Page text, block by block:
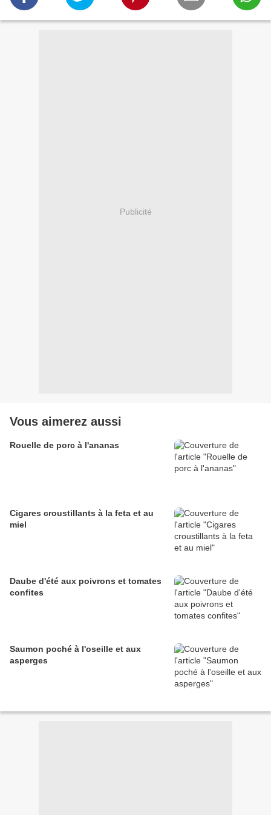
Publicité
Vous aimerez aussi
Rouelle de porc à l'ananas
Cigares croustillants à la feta et au
miel
Daube d'été aux poivrons et tomates
confites
Saumon poché à l'oseille et aux
asperges